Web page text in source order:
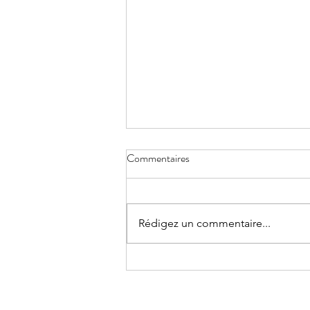
Pourquoi nous pensons tout le
Commentaires
Rédigez un commentaire...